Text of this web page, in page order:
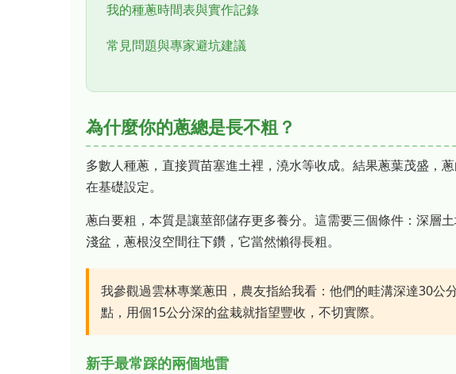
我的種蔥時間表與實作記錄
常見問題與專家避坑建議
為什麼你的蔥總是長不粗？
多數人種蔥，直接買苗塞進土裡，澆水等收成。結果蔥葉茂盛，
在基礎設定。
蔥白要粗，本質是讓莖部儲存更多養分。這需要三個條件：深層
淺盆，蔥根沒空間往下鑽，它當然懶得長粗。
我參觀過雲林專業蔥田，農友指給我看：他們的畦溝深達30公
點，用個15公分深的盆栽就指望豐收，不切實際。
新手最常踩的兩個地雷